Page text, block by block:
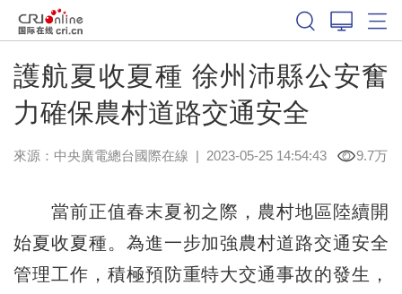
護航夏收夏種 徐州沛縣公安奮
力確保農村道路交通安全
來源：中央廣電總台國際在線 | 2023-05-25 14:54:43 9.7万
當前正值春末夏初之際，農村地區陸續開
始夏收夏種。為進一步加強農村道路交通安全
管理工作，積極預防重特大交通事故的發生，